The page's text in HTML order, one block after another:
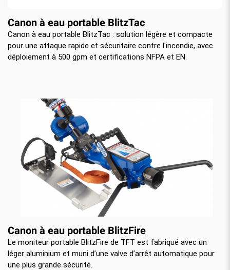
Canon à eau portable BlitzTac
Canon à eau portable BlitzTac : solution légère et compacte
pour une attaque rapide et sécuritaire contre l'incendie, avec
déploiement à 500 gpm et certifications NFPA et EN.
Canon à eau portable BlitzFire
Le moniteur portable BlitzFire de TFT est fabriqué avec un
léger aluminium et muni d’une valve d’arrêt automatique pour
une plus grande sécurité.